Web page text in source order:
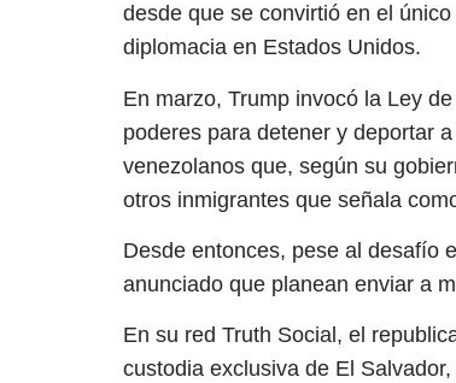
desde que se convirtió en el
diplomacia en Estados Unidos.
En marzo, Trump invocó la Ley
poderes para detener y deportar
venezolanos que, según su
otros inmigrantes que señala
Desde entonces, pese al desafío
anunciado que planean enviar a
En su red Truth Social, el
custodia exclusiva de El